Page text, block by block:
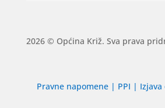
2026 © Općina Križ. Sva prava
Pravne napomene | PPI |